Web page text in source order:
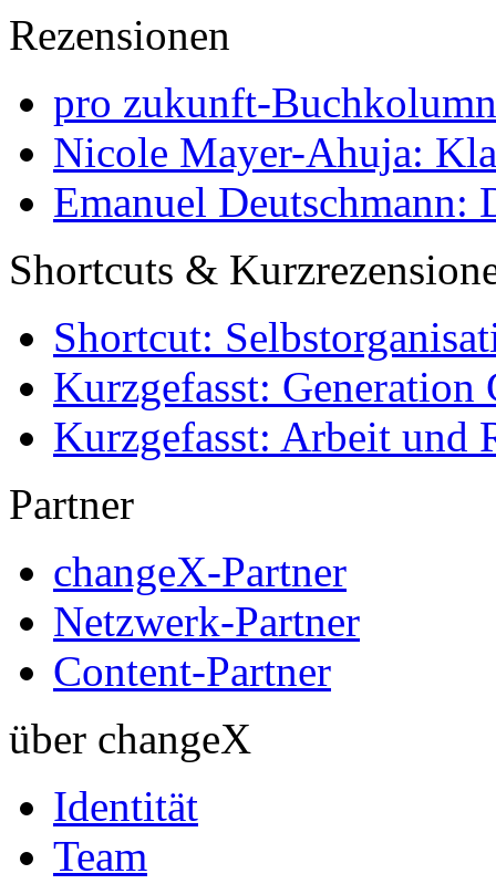
Rezensionen
pro zukunft-
Nicole Mayer-Ahuja:
Emanuel Deutschmann:
Shortcuts &
Shortcut:
Kurzgefasst: Generation
Kurzgefasst: Arbeit und
Partner
changeX-Partner
Netzwerk-Partner
Content-Partner
über changeX
Identität
Team